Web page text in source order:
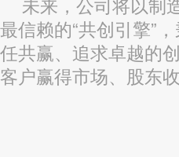
最信赖的“共创引擎”
任共赢、追求卓越的
客户赢得市场、股东